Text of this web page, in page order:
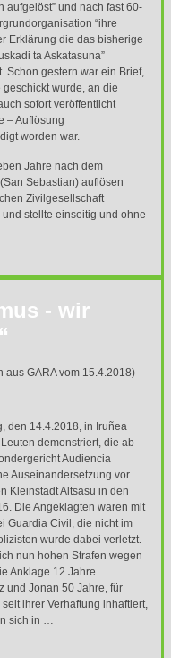
und nach fast 60-
“ihre
Erklärung die das bisherige
ta Askatasuna”
Schon gestern war ein Brief,
wurde, an die
sofort veröffentlicht
– Auflösung
worden war.
Jahre nach dem
Sebastian) auflösen
Zivilgesellschaft
stellte einseitig und ohne
- wir
aus GARA vom 15.4.2018)
den 14.4.2018, in Iruñea
demonstriert, die ab
Audiencia
Auseinandersetzung vor
Kleinstadt Altsasu in den
Die Angeklagten waren mit
Guardia Civil, die nicht im
wurde dabei verletzt.
nun hohen Strafen wegen
Anklage 12 Jahre
und Jonan 50 Jahre, für
ihrer Verhaftung inhaftiert,
sich in …